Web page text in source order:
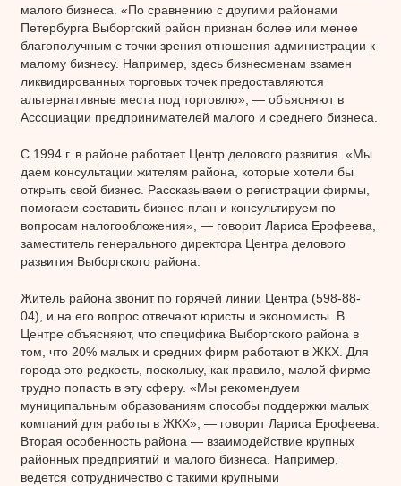
малого бизнеса. «По сравнению с другими районами
Петербурга Выборгский район признан более или менее
благополучным с точки зрения отношения администрации к
малому бизнесу. Например, здесь бизнесменам взамен
ликвидированных торговых точек предоставляются
альтернативные места под торговлю», — объясняют в
Ассоциации предпринимателей малого и среднего бизнеса.
С 1994 г. в районе работает Центр делового развития. «Мы
даем консультации жителям района, которые хотели бы
открыть свой бизнес. Рассказываем о регистрации фирмы,
помогаем составить бизнес-план и консультируем по
вопросам налогообложения», — говорит Лариса Ерофеева,
заместитель генерального директора Центра делового
развития Выборгского района.
Житель района звонит по горячей линии Центра (598-88-
04), и на его вопрос отвечают юристы и экономисты. В
Центре объясняют, что специфика Выборгского района в
том, что 20% малых и средних фирм работают в ЖКХ. Для
города это редкость, поскольку, как правило, малой фирме
трудно попасть в эту сферу. «Мы рекомендуем
муниципальным образованиям способы поддержки малых
компаний для работы в ЖКХ», — говорит Лариса Ерофеева.
Вторая особенность района — взаимодействие крупных
районных предприятий и малого бизнеса. Например,
ведется сотрудничество с такими крупными